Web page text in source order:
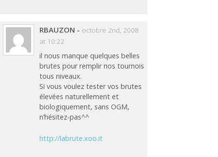
RBAUZON - octobre 2nd, 2008
at 10:22
il nous manque quelques belles
brutes pour remplir nos tournois
tous niveaux.
Si vous voulez tester vos brutes
élevées naturellement et
biologiquement, sans OGM,
n’hésitez-pas^^
http://labrute.xoo.it